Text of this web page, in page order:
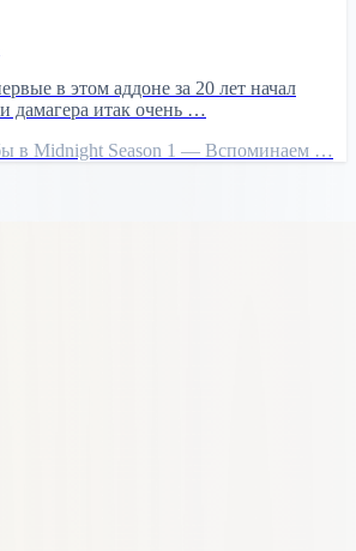
в этом аддоне за 20 лет начал
дамагера итак очень …
в Midnight Season 1 — Вспоминаем …